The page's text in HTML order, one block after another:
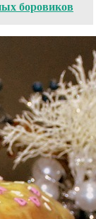
боровиков